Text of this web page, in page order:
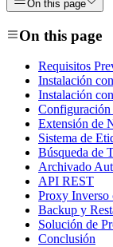
On this page
On this page
Requisitos
Instalación
Instalación
Extensión de
Sistema de
Búsqueda de
Archivado
API REST
Proxy
Backup y
Solución de
Conclusión